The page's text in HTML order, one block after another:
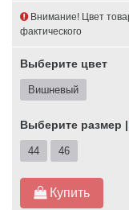
Внимание! Цвет
фактического
Выберите цвет
Вишневый
Выберите размер |
44 46
Купить